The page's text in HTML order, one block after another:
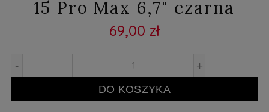
15 Pro Max 6,7" czarna
69,00 zł
- +
DO KOSZYKA